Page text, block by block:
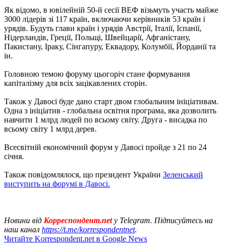
Як відомо, в ювілейній 50-й сесії ВЕФ візьмуть участь майже
3000 лідерів зі 117 країн, включаючи керівників 53 країн і
урядів. Будуть глави країн і урядів Австрії, Італії, Іспанії,
Нідерландів, Греції, Польщі, Швейцарії, Афганістану,
Пакистану, Іраку, Сінгапуру, Еквадору, Колумбії, Йорданії та
ін.
Головною темою форуму цьогоріч стане формування
капіталізму для всіх зацікавлених сторін.
Також у Давосі буде дано старт двом глобальним ініціативам.
Одна з ініціатив - глобальна освітня програма, яка дозволить
навчити 1 млрд людей по всьому світу. Друга - висадка по
всьому світу 1 млрд дерев.
Всесвітній економічний форум у Давосі пройде з 21 по 24
січня.
Також повідомлялося, що президент України Зеленський
виступить на форумі в Давосі.
Новини від Корреспондент.net у Telegram. Підписуйтесь на
наш канал https://t.me/korrespondentnet.
Читайте Korrespondent.net в Google News